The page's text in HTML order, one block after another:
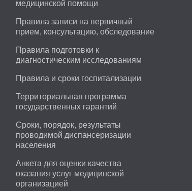
медицинской помощи
Правила записи на первичный
прием, консультацию, обследование
Правила подготовки к
диагностическим исследованиям
Правила и сроки госпитализации
Территориальная программа
государственных гарантий
Сроки, порядок, результаты
проводимой диспансеризации
населения
Анкета для оценки качества
оказания услуг медицинской
организацией